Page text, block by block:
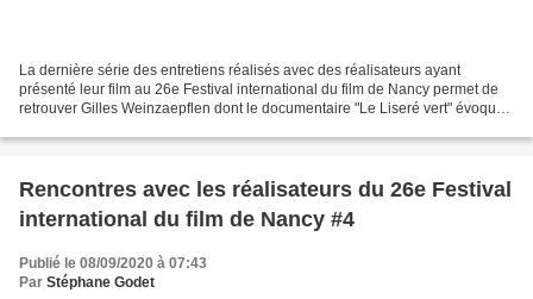
La dernière série des entretiens réalisés avec des réalisateurs ayant
présenté leur film au 26e Festival international du film de Nancy permet de
retrouver Gilles Weinzaepflen dont le documentaire "Le Liseré vert" évoque
Rencontres avec les réalisateurs du 26e Festival
international du film de Nancy #4
Publié le 08/09/2020 à 07:43
Par Stéphane Godet